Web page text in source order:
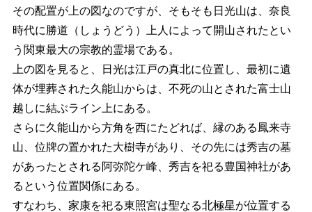
その配置が上の図なのですが、そもそも日光山は、奈良
時代に勝道（しょうどう）上人によって開山されたとい
う関東最大の宗教的霊場である。
上の図を見ると、日光は江戸の真北に位置し、最初に遺
体が埋葬された久能山からは、不死の山とされた富士山
越しに結ぶライン上にある。
さらに久能山から方角を西にたどれば、縁のある鳳来寺
山、位牌の置かれた大樹寺があり、その先には秀吉の墓
があったとされる阿弥陀ケ峰、秀吉を祀る豊国神社があ
るという位置関係にある。
すなわち、家康を祀る東照宮は聖なる北極星が位置する